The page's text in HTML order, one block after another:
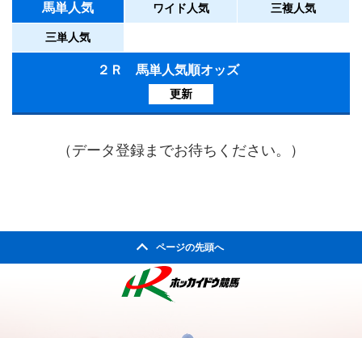
馬単人気 ワイド人気 三複人気
三単人気
２Ｒ 馬単人気順オッズ
更新
（データ登録までお待ちください。）
ページの先頭へ